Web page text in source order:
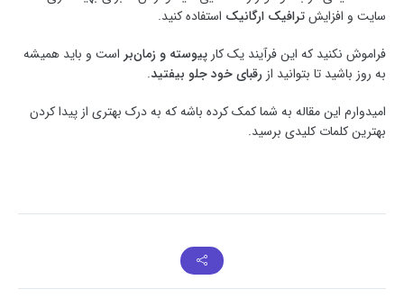
سایت و افزایشترافیک ارگانیک استفاده کنید.
فراموش نکنید که این فرآیند یک کار پیوسته و زمان‌بر است و باید همیشه
به روز باشید تا بتوانید از رقبای خود جلو بیفتید.
امیدوارم این مقاله به شما کمک کرده باشه که به درک بهتری از پیدا کردن
بهترین کلمات کلیدی برسید.